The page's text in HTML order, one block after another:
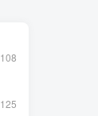
108
125
108
125